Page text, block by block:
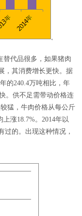
替代品很多，如果猪肉
，其消费增长更快。据
的240.4万吨相比，年
。供不足需带动价格连
猛，牛肉价格从每公斤
涨18.7%。2014年以
的。出现这种情况，